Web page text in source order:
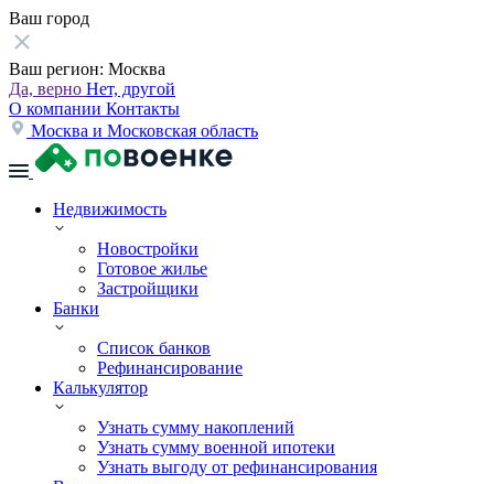
Ваш город
Ваш регион: Москва
Да, верно Нет, другой
О компании Контакты
Москва и Московская область
Недвижимость
Новостройки
Готовое жилье
Застройщики
Банки
Список банков
Рефинансирование
Калькулятор
Узнать сумму накоплений
Узнать сумму военной ипотеки
Узнать выгоду от рефинансирования